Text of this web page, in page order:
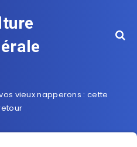
vieux napperons : cette